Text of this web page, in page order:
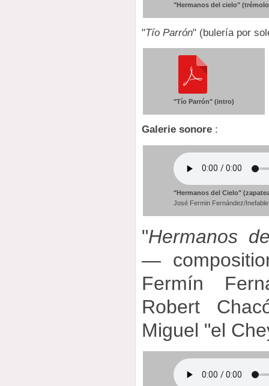
"Hermanos del cielo"
"Tío Parrón" (bulería por
"Tío Parrón" (intro)
Galerie sonore :
"Hermanos del Cielo"
José Fermin Fernández/
"Hermanos
—
Fermín
Robert
Miguel "el